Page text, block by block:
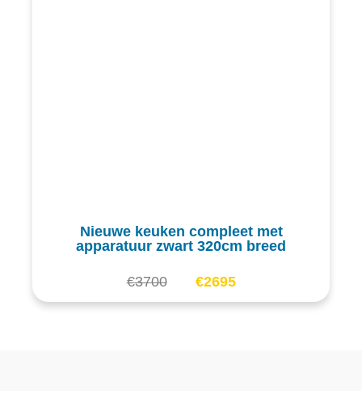
Nieuwe keuken compleet met
apparatuur zwart 320cm breed
€3700 €2695